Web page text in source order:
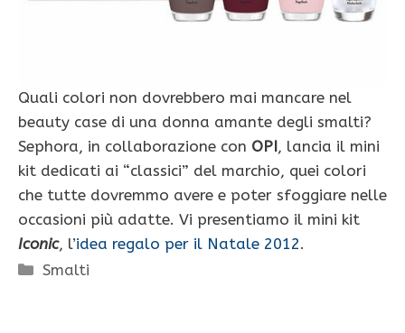
Quali colori non dovrebbero mai mancare nel
beauty case di una donna amante degli smalti?
Sephora, in collaborazione con OPI, lancia il mini
kit dedicati ai “classici” del marchio, quei colori
che tutte dovremmo avere e poter sfoggiare nelle
occasioni più adatte. Vi presentiamo il mini kit
Iconic, l’idea regalo per il Natale 2012.
Categorie
Smalti